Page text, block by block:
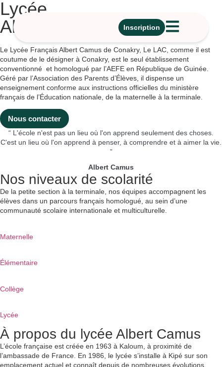
Inscription
Lycée
Albert Camus
Le Lycée Français Albert Camus de Conakry, Le LAC, comme il est
coutume de le désigner à Conakry, est le seul établissement
conventionné et homologué par l’AEFE en République de Guinée.
Géré par l’Association des Parents d’Élèves, il dispense un
enseignement conforme aux instructions officielles du ministère
français de l’Éducation nationale, de la maternelle à la terminale.
Nous contacter
“ L'école n'est pas un lieu où l'on apprend seulement des choses.
C'est un lieu où l'on apprend à penser, à comprendre et à aimer la vie.
”
Albert Camus
Nos niveaux de scolarité
De la petite section à la terminale, nos équipes accompagnent les
élèves dans un parcours français homologué, au sein d’une
communauté scolaire internationale et multiculturelle.
Maternelle
Élémentaire
Collège
Lycée
À propos du lycée Albert Camus
L’école française est créée en 1963 à Kaloum, à proximité de
l’ambassade de France. En 1986, le lycée s’installe à Kipé sur son
emplacement actuel et connaît depuis de nombreuses évolutions,